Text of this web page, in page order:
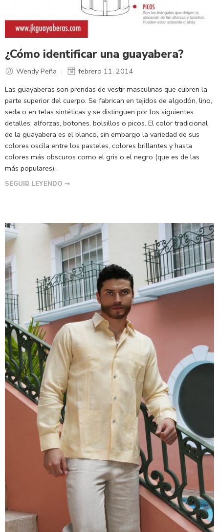
¿Cómo identificar una guayabera?
Wendy Peña
febrero 11, 2014
Las guayaberas son prendas de vestir masculinas que cubren la
parte superior del cuerpo. Se fabrican en tejidos de algodón, lino,
seda o en telas sintéticas y se distinguen por los siguientes
detalles: alforzas, botones, bolsillos o picos. El color tradicional
de la guayabera es el blanco, sin embargo la variedad de sus
colores oscila entre los pasteles, colores brillantes y hasta
colores más obscuros como el gris o el negro (que es de las
más populares).
SEGUIR LEYENDO ➞